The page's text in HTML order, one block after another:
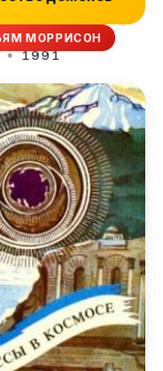
МОРРИСОН
1991